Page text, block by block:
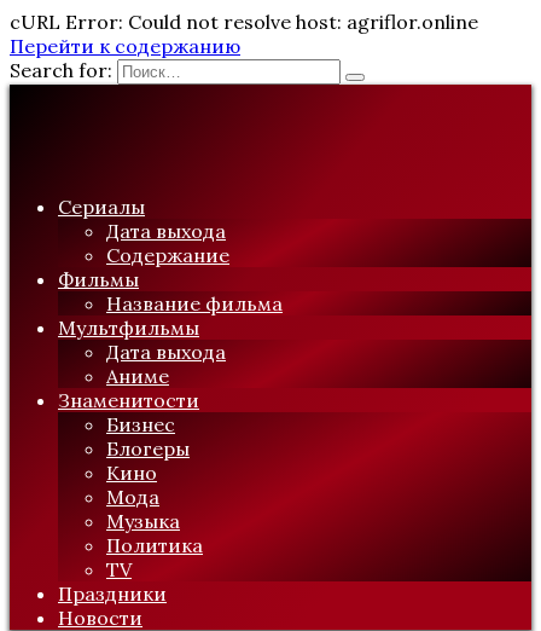
cURL Error: Could not resolve host: agriflor.online
Перейти к содержанию
Search for:
Сериалы
Дата выхода
Содержание
Фильмы
Название фильма
Мультфильмы
Дата выхода
Аниме
Знаменитости
Бизнес
Блогеры
Кино
Мода
Музыка
Политика
TV
Праздники
Новости